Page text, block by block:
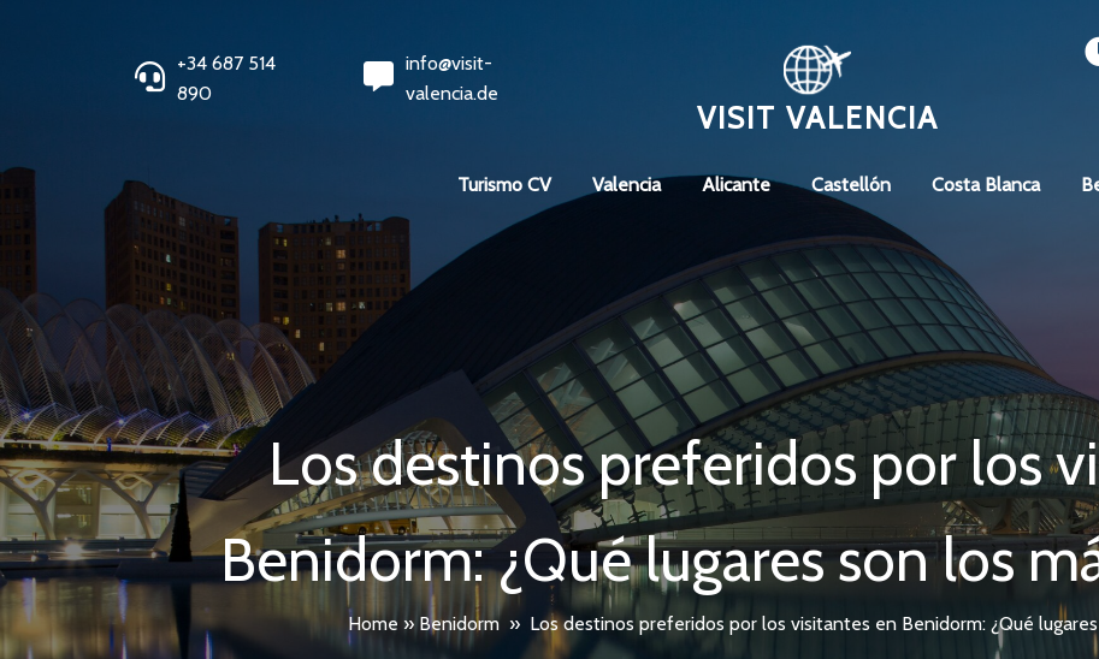
+34 687 514
890
info@visit-
valencia.de
VISIT VALENCIA
Turismo CV Valencia Alicante Castellón Costa Blanca
Los destinos preferidos por los
Benidorm: ¿Qué lugares son los
Home » Benidorm » Los destinos preferidos por los visitantes en Benidorm: ¿Qué